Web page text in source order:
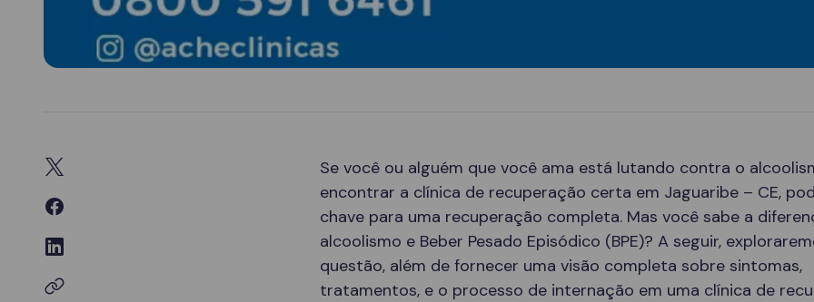
Se você ou alguém que você ama está lutando contra o
encontrar a clínica de recuperação certa em Jaguaribe – CE,
chave para uma recuperação completa. Mas você sabe a
alcoolismo e Beber Pesado Episódico (BPE)? A seguir,
questão, além de fornecer uma visão completa sobre sintomas,
tratamentos, e o processo de internação em uma clínica de